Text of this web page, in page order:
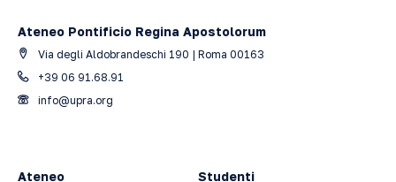
Ateneo Pontificio Regina Apostolorum
Via degli Aldobrandeschi 190 | Roma 00163
+39 06 91.68.91
info@upra.org
Ateneo Studenti